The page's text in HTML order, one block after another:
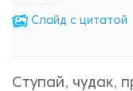
Cлайд с цитатой
Ступай, чудак,